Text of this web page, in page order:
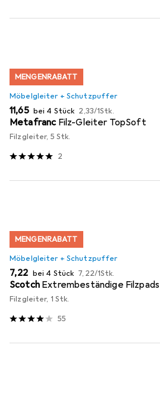
MENGENRABATT
Möbelgleiter + Schutzpuffer
EUR
11,65 bei 4 Stück EUR
2,33/1Stk.
Metafranc Filz-Gleiter TopSoft
Filzgleiter, 5 Stk.
2
MENGENRABATT
Möbelgleiter + Schutzpuffer
EUR
7,22 bei 4 Stück EUR
7,22/1Stk.
Scotch Extrembeständige Filzpads
Filzgleiter, 1 Stk.
55